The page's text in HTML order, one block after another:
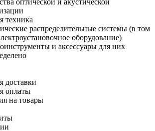
оптической и акустической
техника
распределительные системы (в том
оборудование)
и аксессуары для них
доставки
оплаты
на товары